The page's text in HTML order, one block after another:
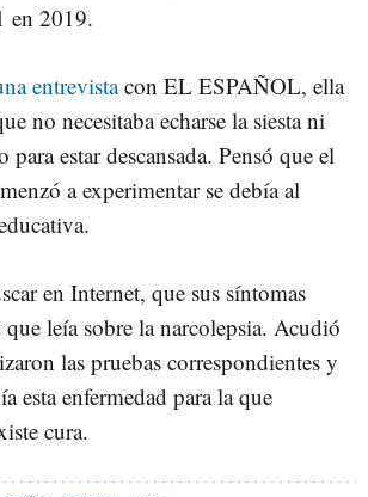
en 2019.
entrevistacon EL ESPAÑOL, ella
no necesitaba echarse la siesta ni
estar descansada. Pensó que el
a experimentar se debía al
en Internet, que sus síntomas
leía sobre la narcolepsia. Acudió
las pruebas correspondientes y
esta enfermedad para la que
cura.